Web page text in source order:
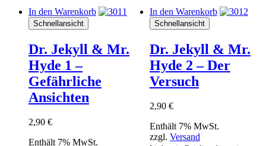
In den Warenkorb
Schnellansicht
Dr. Jekyll & Mr.
Hyde 1 –
Gefährliche
Ansichten
2,90 €
Enthält 7% MwSt.
In den Warenkorb
Schnellansicht
Dr. Jekyll & Mr.
Hyde 2 – Der
Versuch
2,90 €
Enthält 7% MwSt.
zzgl. Versand